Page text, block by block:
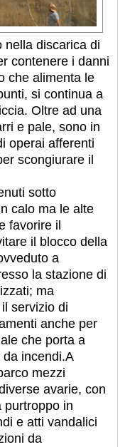
nella discarica di
contenere i danni
che alimenta le
si continua a
Oltre ad una
e pale, sono in
operai afferenti
scongiurare il
sotto
calo ma le alte
favorire il
il blocco della
a
la stazione di
ma
servizio di
anche per
che porta a
da incendi.A
mezzi
avarie, con
purtroppo in
e atti vandalici
da